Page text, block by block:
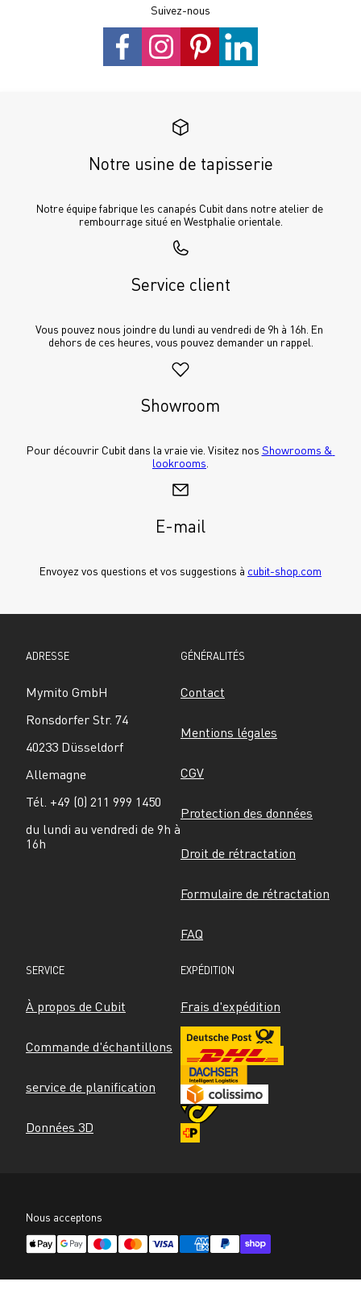
Suivez-nous
Notre usine de tapisserie
Notre équipe fabrique les canapés Cubit dans notre atelier de
rembourrage situé en Westphalie orientale.
Service client
Vous pouvez nous joindre du lundi au vendredi de 9h à 16h. En
dehors de ces heures, vous pouvez demander un rappel.
Showroom
Pour découvrir Cubit dans la vraie vie. Visitez nos Showrooms &
lookrooms
E-mail
Envoyez vos questions et vos suggestions à cubit-shop.com
ADRESSE
Mymito GmbH
Ronsdorfer Str. 74
40233 Düsseldorf
Allemagne
Tél. +49 (0) 211 999 1450
du lundi au vendredi de 9h à
16h
GÉNÉRALITÉS
Contact
Mentions légales
CGV
Protection des données
Droit de rétractation
Formulaire de rétractation
FAQ
SERVICE
À propos de Cubit
Commande d'échantillons
service de planification
Données 3D
EXPÉDITION
Frais d'expédition
Nous acceptons